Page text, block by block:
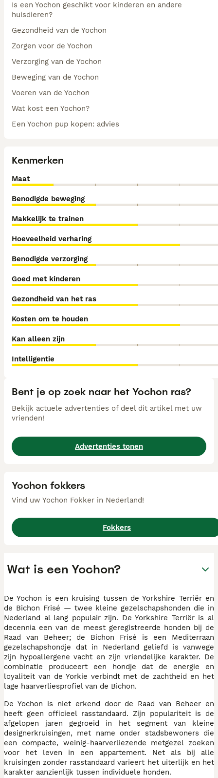
Is een Yochon geschikt voor kinderen en andere
huisdieren?
Gezondheid van de Yochon
Zorgen voor de Yochon
Verzorging van de Yochon
Beweging van de Yochon
Voeren van de Yochon
Wat kost een Yochon?
Een Yochon pup kopen: advies
Kenmerken
Maat
Benodigde beweging
Makkelijk te trainen
Hoeveelheid verharing
Benodigde verzorging
Goed met kinderen
Gezondheid van het ras
Kosten om te houden
Kan alleen zijn
Intelligentie
Bent je op zoek naar het Yochon ras?
Bekijk actuele advertenties of deel dit artikel met uw
vrienden!
Advertenties tonen
Yochon fokkers
Vind uw Yochon Fokker in Nederland!
Fokkers
Wat is een Yochon?
De Yochon is een kruising tussen de Yorkshire Terriër en
de Bichon Frisé — twee kleine gezelschapshonden die in
Nederland al lang populair zijn. De Yorkshire Terriër is al
decennia een van de meest geregistreerde honden bij de
Raad van Beheer; de Bichon Frisé is een Mediterraan
gezelschapshondje dat in Nederland geliefd is vanwege
zijn hypoallergene vacht en zijn vriendelijke karakter. De
combinatie produceert een hondje dat de energie en
loyaliteit van de Yorkie verbindt met de zachtheid en het
lage haarverliesprofiel van de Bichon.
De Yochon is niet erkend door de Raad van Beheer en
heeft geen officieel rasstandaard. Zijn populariteit is de
afgelopen jaren gegroeid in het segment van kleine
designerkruisingen, met name onder stadsbewoners die
een compacte, weinig-haarverliezende metgezel zoeken
voor het leven in een appartement. Net als bij alle
kruisingen zonder rasstandaard varieert het uiterlijk en het
karakter aanzienlijk tussen individuele honden.